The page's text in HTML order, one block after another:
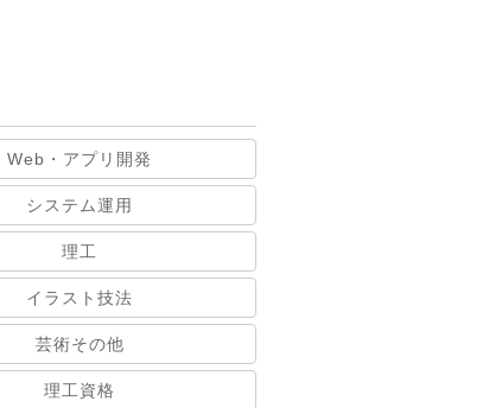
Web・アプリ開発
システム運用
理工
イラスト技法
芸術その他
理工資格